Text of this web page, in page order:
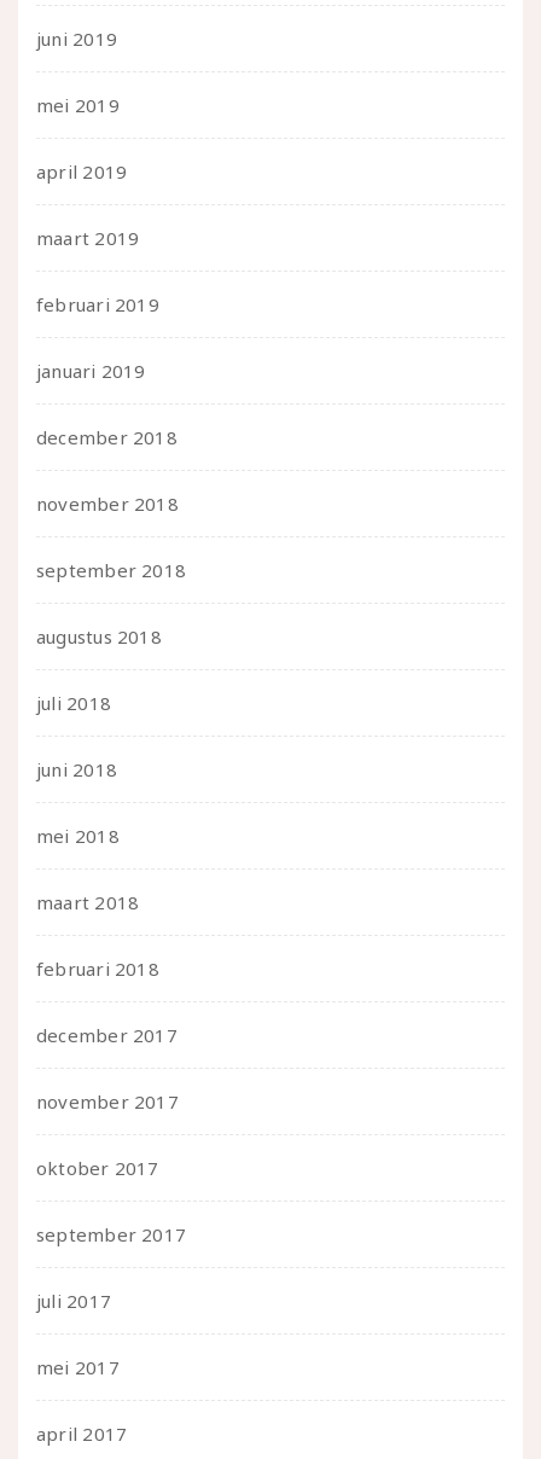
juni 2019
mei 2019
april 2019
maart 2019
februari 2019
januari 2019
december 2018
november 2018
september 2018
augustus 2018
juli 2018
juni 2018
mei 2018
maart 2018
februari 2018
december 2017
november 2017
oktober 2017
september 2017
juli 2017
mei 2017
april 2017